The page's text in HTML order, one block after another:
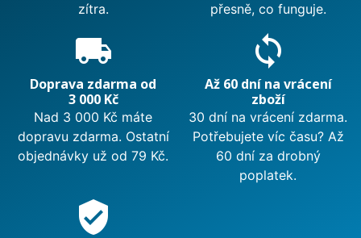
zítra.
přesně, co funguje.
local_shipping
Doprava zdarma od
3 000 Kč
Nad 3 000 Kč máte
dopravu zdarma. Ostatní
objednávky už od 79 Kč.
sync
Až 60 dní na vrácení
zboží
30 dní na vrácení zdarma.
Potřebujete víc času? Až
60 dní za drobný
poplatek.
verified_user